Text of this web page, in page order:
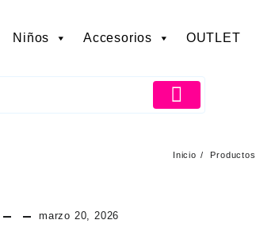
Niños Accesorios OUTLET
Inicio Productos
marzo 20, 2026